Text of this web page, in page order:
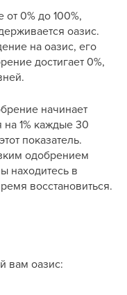
0% до 100%,
оазис.
на оазис, его
достигает 0%,
начинает
на 1% каждые 30
показатель.
одобрением
находитесь в
восстановиться.
вам оазис: